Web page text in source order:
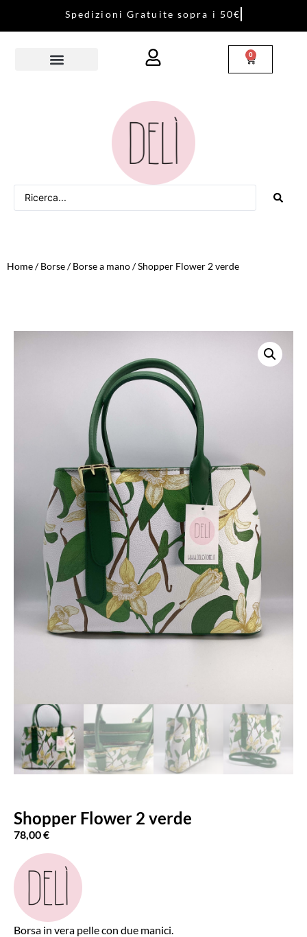
Sped izi on i Gratu ite sopra i 50€
0
Home/Borse/Borse a mano/ Shopper Flower 2 verde
Shopper Flower 2 verde
78,00€
Borsa in vera pelle con due manici.